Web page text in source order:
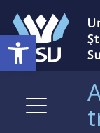
Deschide bara de unelte